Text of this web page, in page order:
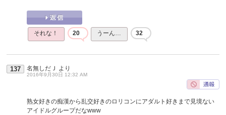
それな！ 20 うーん… 32
137 名無しだＪ より
2016年9月30日 12:32 AM
熟女好きの痴漢から乱交好きのロリコンにアダルト好きまで見境ない
アイドルグループだなwww